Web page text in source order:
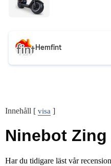
Hemfint
Innehåll [ visa ]
Ninebot Zing
Har du tidigare läst vår